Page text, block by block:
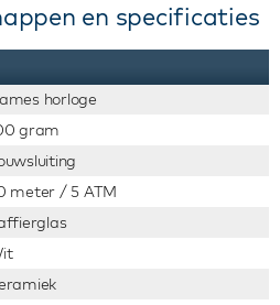
en specificaties
horloge
gram
meter / 5 ATM